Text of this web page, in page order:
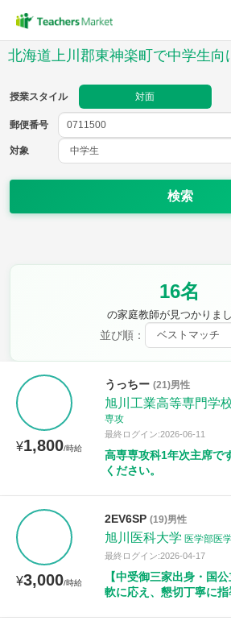
北海道上川郡東神楽町で中学生向
授業スタイル 対面
郵便番号
対象
検索
16名
の家庭教師が見つかりまし
並び順：
¥1,800/時給
うっちー (21)男性
旭川工業高等専門学
専攻
最終ログイン:2026-06-11
高専専攻科1年次主席で
ください。
¥3,000/時給
2EV6SP (19)男性
旭川医科大学 医学部医
最終ログイン:2026-04-17
【中受御三家出身・国
軟に応え、懇切丁寧に
郵便番号
教科
現代文 古典
公民 芸術 音楽
時給：¥1,000 ～ ¥10,000
月曜日 火曜日 水曜日
土曜日 日曜日
所属大学